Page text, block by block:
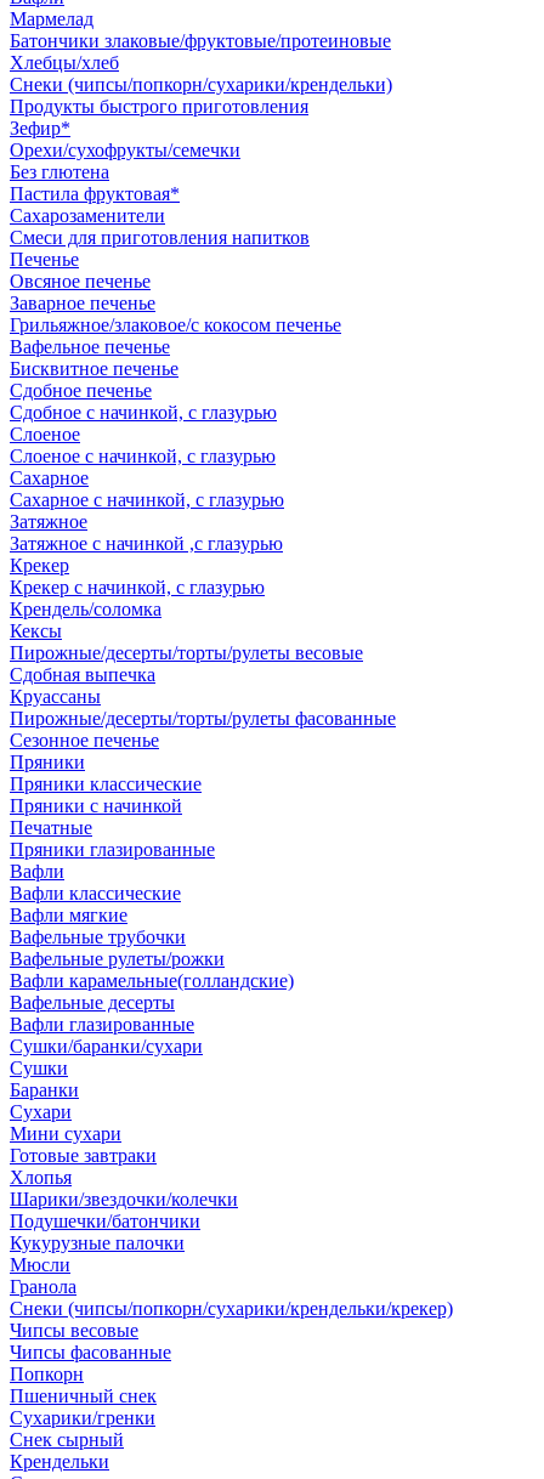
Мармелад
Батончики злаковые/фруктовые/протеиновые
Хлебцы/хлеб
Снеки (чипсы/попкорн/сухарики/крендельки)
Продукты быстрого приготовления
Зефир*
Орехи/сухофрукты/семечки
Без глютена
Пастила фруктовая*
Сахарозаменители
Смеси для приготовления напитков
Печенье
Овсяное печенье
Заварное печенье
Грильяжное/злаковое/с кокосом печенье
Вафельное печенье
Бисквитное печенье
Сдобное печенье
Сдобное с начинкой, с глазурью
Слоеное
Слоеное с начинкой, с глазурью
Сахарное
Сахарное с начинкой, с глазурью
Затяжное
Затяжное с начинкой ,с глазурью
Крекер
Крекер с начинкой, с глазурью
Крендель/соломка
Кексы
Пирожные/десерты/торты/рулеты весовые
Сдобная выпечка
Круассаны
Пирожные/десерты/торты/рулеты фасованные
Сезонное печенье
Пряники
Пряники классические
Пряники с начинкой
Печатные
Пряники глазированные
Вафли
Вафли классические
Вафли мягкие
Вафельные трубочки
Вафельные рулеты/рожки
Вафли карамельные(голландские)
Вафельные десерты
Вафли глазированные
Сушки/баранки/сухари
Сушки
Баранки
Сухари
Мини сухари
Готовые завтраки
Хлопья
Шарики/звездочки/колечки
Подушечки/батончики
Кукурузные палочки
Мюсли
Гранола
Снеки (чипсы/попкорн/сухарики/крендельки/крекер)
Чипсы весовые
Чипсы фасованные
Попкорн
Пшеничный снек
Сухарики/гренки
Снек сырный
Крендельки